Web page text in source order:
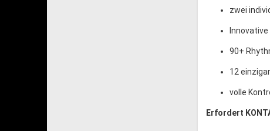
zwei
90+
12
volle
Erfordert